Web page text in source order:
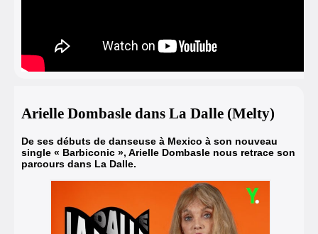
Arielle Dombasle dans La Dalle (Melty)
De ses débuts de danseuse à Mexico à son nouveau
single « Barbiconic », Arielle Dombasle nous retrace son
parcours dans La Dalle.